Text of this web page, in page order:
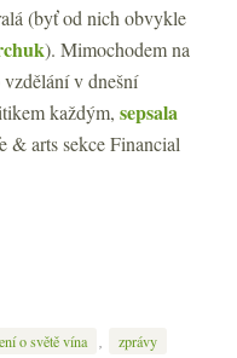
(byť od nich obvykle
). Mimochodem na
v dnešní
každým, sepsala
& arts sekce Financial
o světě vína zprávy